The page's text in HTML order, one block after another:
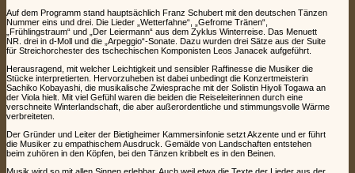
Auf dem Programm stand hauptsächlich Franz Schubert mit den deutschen Tänzen
Nummer eins und drei. Die Lieder „Wetterfahne“, „Gefrome Tränen“,
„Frühlingstraum“ und „Der Leiermann“ aus dem Zyklus Winterreise. Das Menuett
NR. drei in d-Moll und die „Arpeggio“-Sonate. Dazu wurden drei Sätze aus der Suite
für Streichorchester des tschechischen Komponisten Leos Janacek aufgeführt.
Herausragend, mit welcher Leichtigkeit und sensibler Raffinesse die Musiker die
Stücke interpretierten. Hervorzuheben ist dabei unbedingt die Konzertmeisterin
Sachiko Kobayashi, die musikalische Zwiesprache mit der Solistin Hiyoli Togawa an
der Viola hielt. Mit viel Gefühl waren die beiden die Reiseleiterinnen durch eine
verschneite Winterlandschaft, die aber außerordentliche und stimmungsvolle Wärme
verbreiteten.
Der Gründer und Leiter der Bietigheimer Kammersinfonie setzt Akzente und er führt
die Musiker zu empathischem Ausdruck. Gemälde von Landschaften entstehen
beim zuhören in den Köpfen, bei den Tänzen kribbelt es in den Beinen.